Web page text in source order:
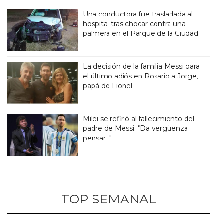
Una conductora fue trasladada al
hospital tras chocar contra una
palmera en el Parque de la Ciudad
La decisión de la familia Messi para
el último adiós en Rosario a Jorge,
papá de Lionel
Milei se refirió al fallecimiento del
padre de Messi: “Da vergüenza
pensar..."
TOP SEMANAL